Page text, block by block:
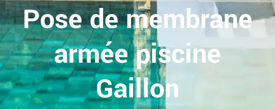
Pose de membrane
armée piscine
Gaillon